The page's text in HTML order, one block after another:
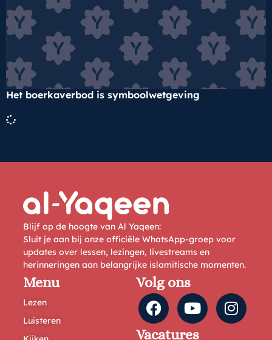
Het boerkaverbod is symboolwetgeving
Blijf op de hoogte van Al Yaqeen:
Sluit je aan bij onze officiële WhatsApp-groep voor
updates over lessen, lezingen, livestreams en
herinneringen aan belangrijke islamitische momenten.
Menu
Lezen
Luisteren
Volg ons
Vacatures